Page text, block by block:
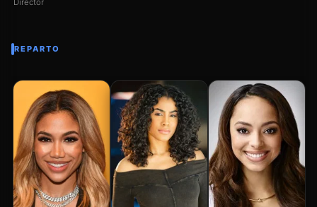
Director
REPARTO